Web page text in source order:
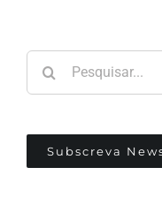
Subscreva